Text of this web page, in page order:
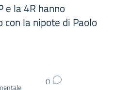
la 4R hanno
la nipote di Paolo
0